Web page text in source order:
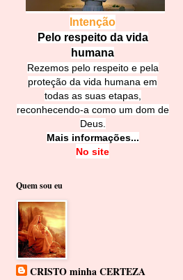
Intenção
Pelo respeito da vida
humana
Rezemos pelo respeito e pela
proteção da vida humana em
todas as suas etapas,
reconhecendo-a como um dom de
Deus.
Mais informações...
No site
Quem sou eu
CRISTO minha CERTEZA